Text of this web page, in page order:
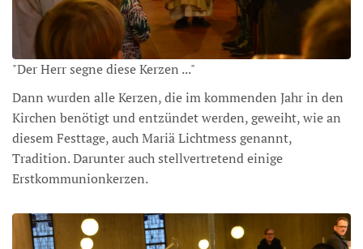
"Der Herr segne diese Kerzen ..."
Dann wurden alle Kerzen, die im kommenden Jahr in den
Kirchen benötigt und entzündet werden, geweiht, wie an
diesem Festtage, auch Mariä Lichtmess genannt,
Tradition. Darunter auch stellvertretend einige
Erstkommunionkerzen.